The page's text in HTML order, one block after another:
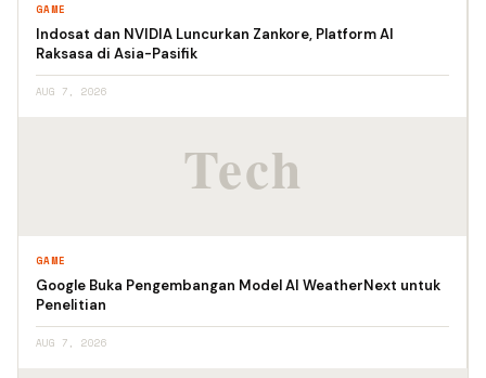
GAME
Indosat dan NVIDIA Luncurkan Zankore, Platform AI
Raksasa di Asia-Pasifik
AUG 7, 2026
GAME
Google Buka Pengembangan Model AI WeatherNext untuk
Penelitian
AUG 7, 2026